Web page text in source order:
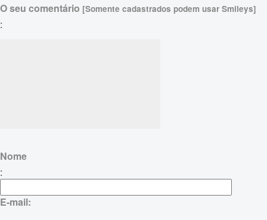
O seu comentário [Somente cadastrados podem usar Smileys]
:
Nome
:
E-mail: